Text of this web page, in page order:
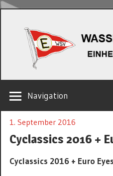
springen
NEUSTRELITZ
E.V.
Navigation
1. September 2016
Cyclassics 2016 +
Cyclassics 2016 + Euro